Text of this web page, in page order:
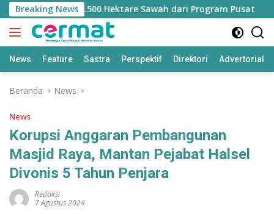
Langsung
ke
konten
Breaking News
Jatah 7.500 Hektare Sawah dari Program Pusat
News Feature Sastra Perspektif Direktori Advertorial
Beranda News
News
Korupsi Anggaran Pembangunan
Masjid Raya, Mantan Pejabat Halsel
Divonis 5 Tahun Penjara
Redaksi
7 Agustus 2024